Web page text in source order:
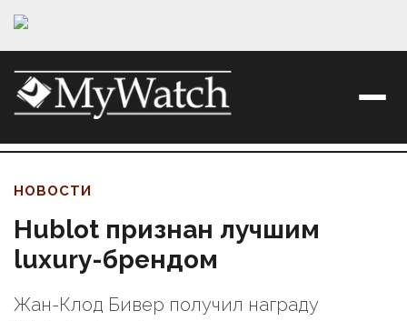
НОВОСТИ
Hublot признан лучшим
luxury-брендом
Жан-Клод Бивер получил награду